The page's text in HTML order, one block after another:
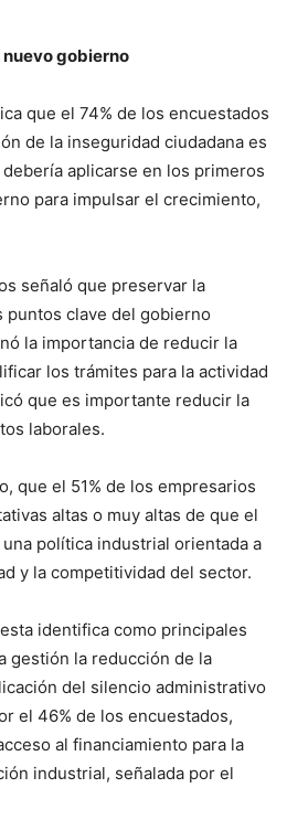
gobierno
que el 74% de los encuestados
de la inseguridad ciudadana es
aplicarse en los primeros
para impulsar el crecimiento,
señaló que preservar la
puntos clave del gobierno
la importancia de reducir la
los trámites para la actividad
que es importante reducir la
laborales.
que el 51% de los empresarios
altas o muy altas de que el
política industrial orientada a
y la competitividad del sector.
identifica como principales
gestión la reducción de la
del silencio administrativo
el 46% de los encuestados,
al financiamiento para la
industrial, señalada por el